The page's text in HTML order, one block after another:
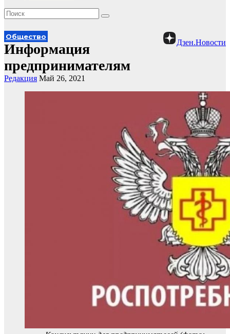
Дзен.Новости
Общество
Информация
предпринимателям
Редакция Май 26, 2021